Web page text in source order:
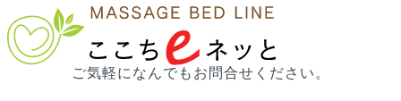
ご気軽になんでもお問合せください。